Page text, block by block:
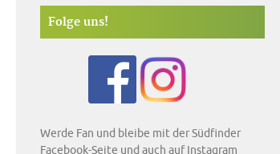
Folge uns!
Werde Fan und bleibe mit der Südfinder
Facebook-Seite und auch auf Instagram